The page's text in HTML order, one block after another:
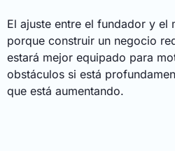
El ajuste entre el fundador y el
porque construir un negocio
estará mejor equipado para
obstáculos si está
que está aumentando.